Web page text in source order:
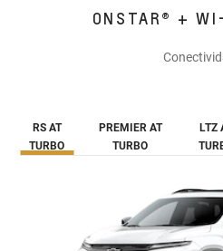
ONSTAR® +
RS AT
TURBO
PREMIER AT
TURBO
LTZ